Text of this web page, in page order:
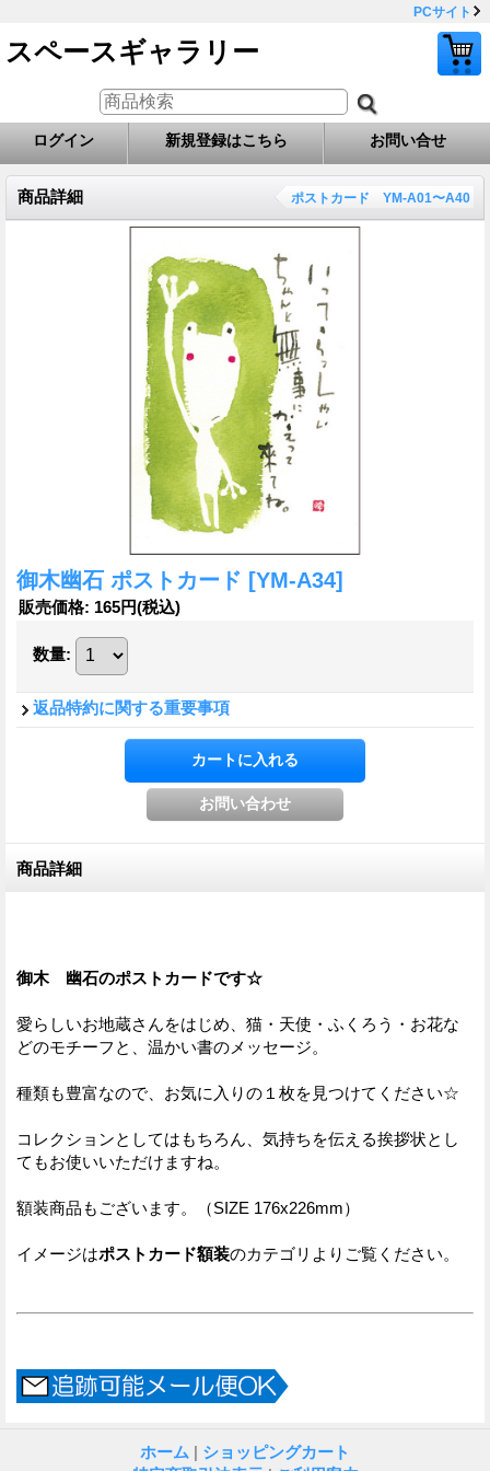
PCサイト
スペースギャラリー
ログイン 新規登録はこちら お問い合せ
商品詳細 ポストカード YM-A01〜A40
御木幽石 ポストカード [YM-A34]
販売価格: 165円(税込)
数量:
返品特約に関する重要事項
商品詳細
御木 幽石のポストカードです☆
愛らしいお地蔵さんをはじめ、猫・天使・ふくろう・お花な
どのモチーフと、温かい書のメッセージ。
種類も豊富なので、お気に入りの１枚を見つけてください☆
コレクションとしてはもちろん、気持ちを伝える挨拶状とし
てもお使いいただけますね。
額装商品もございます。（SIZE 176x226mm）
イメージはポストカード額装のカテゴリよりご覧ください。
ホーム | ショッピングカート